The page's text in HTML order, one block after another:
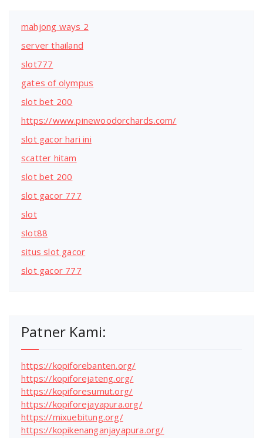
mahjong ways 2
server thailand
slot777
gates of olympus
slot bet 200
https://www.pinewoodorchards.com/
slot gacor hari ini
scatter hitam
slot bet 200
slot gacor 777
slot
slot88
situs slot gacor
slot gacor 777
Patner Kami:
https://kopiforebanten.org/
https://kopiforejateng.org/
https://kopiforesumut.org/
https://kopiforejayapura.org/
https://mixuebitung.org/
https://kopikenanganjayapura.org/